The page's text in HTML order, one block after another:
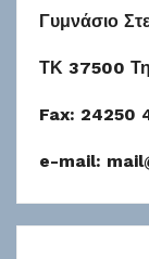
Γυμνάσιο
ΤΚ 37500
Fax: 24250
e-mail: